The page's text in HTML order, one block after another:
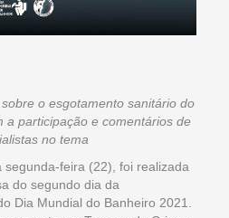
o esgotamento sanitário do
a participação e comentários de
no tema
segunda-feira (22), foi realizada
do segundo dia da
Dia Mundial do Banheiro 2021.